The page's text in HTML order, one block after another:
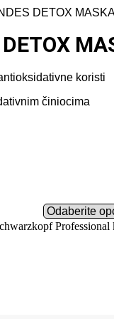
DETOX
DETOX
koristi
činiocima
Professional